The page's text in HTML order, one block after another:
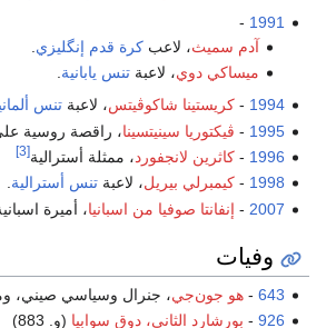
، لاعبكرة قدم إنگليزي.
، لاعبةتنس يابانية.
شاكوڤيتس، لاعبةتنس ألمانية .
سينيتسينا ، راقصة روسية على الجليد.
لانجفورد، ممثلة أسترالية
بيريل، لاعبةتنس أسترالية
صوفيا من اسبانيا، أميرة اسبانية.
، جنرال وسياسي صيني، ومستشارأسرة تانگ.
الثاني، دوق سوابيا(و. 883)